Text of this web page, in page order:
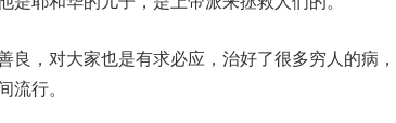
良，对大家也是有求必应，治好了很多穷人的病
行。